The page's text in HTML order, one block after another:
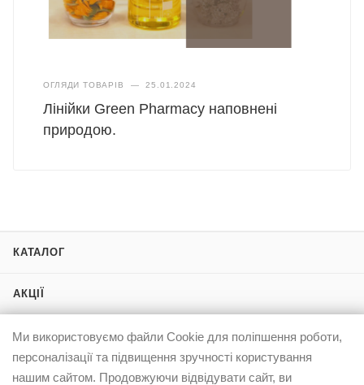
ОГЛЯДИ ТОВАРІВ — 25.01.2024
Лінійки Green Pharmacy наповнені
природою.
КАТАЛОГ
АКЦІЇ
БРЕНДИ
ПРО ELFASHOP
Ми використовуємо файли Cookie для поліпшення роботи,
персоналізації та підвищення зручності користування
нашим сайтом. Продовжуючи відвідувати сайт, ви